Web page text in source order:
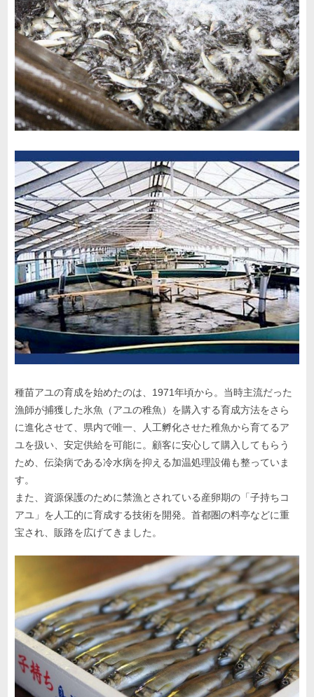
種苗アユの育成を始めたのは、1971年頃から。当時主流だった
漁師が捕獲した氷魚（アユの稚魚）を購入する育成方法をさら
に進化させて、県内で唯一、人工孵化させた稚魚から育てるア
ユを扱い、安定供給を可能に。顧客に安心して購入してもらう
ため、伝染病である冷水病を抑える加温処理設備も整っていま
す。
また、資源保護のために禁漁とされている産卵期の「子持ちコ
アユ」を人工的に育成する技術を開発。首都圏の料亭などに重
宝され、販路を広げてきました。